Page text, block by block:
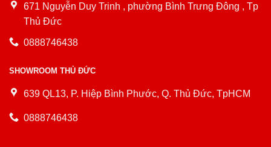
671 Nguyễn Duy Trinh , phường Bình Trưng Đông , Tp
Thủ Đức
0888746438
SHOWROOM THỦ ĐỨC
639 QL13, P. Hiệp Bình Phước, Q. Thủ Đức, TpHCM
0888746438